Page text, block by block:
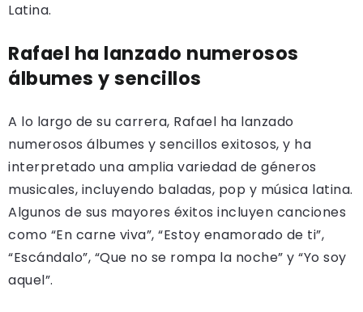
Latina.
Rafael ha lanzado numerosos
álbumes y sencillos
A lo largo de su carrera, Rafael ha lanzado
numerosos álbumes y sencillos exitosos, y ha
interpretado una amplia variedad de géneros
musicales, incluyendo baladas, pop y música latina.
Algunos de sus mayores éxitos incluyen canciones
como “En carne viva”, “Estoy enamorado de ti”,
“Escándalo”, “Que no se rompa la noche” y “Yo soy
aquel”.